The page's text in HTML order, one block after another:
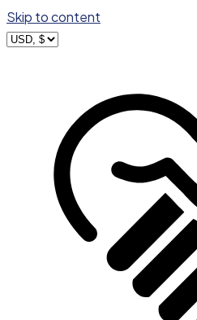
Skip to content